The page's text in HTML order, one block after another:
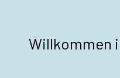
Willkommen